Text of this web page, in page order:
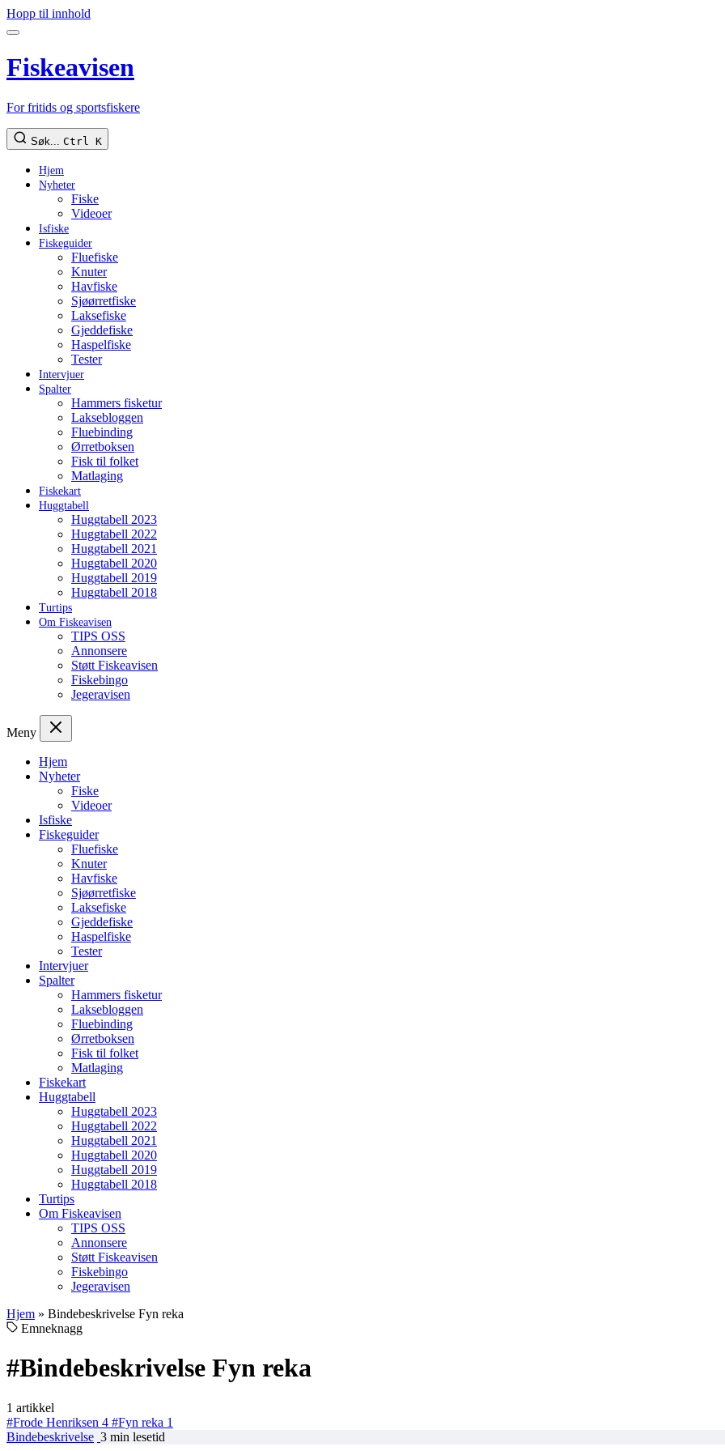
Hopp til innhold
Fiskeavisen
For fritids og sportsfiskere
Søk... Ctrl K
Hjem
Nyheter
Fiske
Videoer
Isfiske
Fiskeguider
Fluefiske
Knuter
Havfiske
Sjøørretfiske
Laksefiske
Gjeddefiske
Haspelfiske
Tester
Intervjuer
Spalter
Hammers fisketur
Laksebloggen
Fluebinding
Ørretboksen
Fisk til folket
Matlaging
Fiskekart
Huggtabell
Huggtabell 2023
Huggtabell 2022
Huggtabell 2021
Huggtabell 2020
Huggtabell 2019
Huggtabell 2018
Turtips
Om Fiskeavisen
TIPS OSS
Annonsere
Støtt Fiskeavisen
Fiskebingo
Jegeravisen
Meny
Hjem
Nyheter
Fiske
Videoer
Isfiske
Fiskeguider
Fluefiske
Knuter
Havfiske
Sjøørretfiske
Laksefiske
Gjeddefiske
Haspelfiske
Tester
Intervjuer
Spalter
Hammers fisketur
Laksebloggen
Fluebinding
Ørretboksen
Fisk til folket
Matlaging
Fiskekart
Huggtabell
Huggtabell 2023
Huggtabell 2022
Huggtabell 2021
Huggtabell 2020
Huggtabell 2019
Huggtabell 2018
Turtips
Om Fiskeavisen
TIPS OSS
Annonsere
Støtt Fiskeavisen
Fiskebingo
Jegeravisen
Hjem » Bindebeskrivelse Fyn reka
Emneknagg
#Bindebeskrivelse Fyn reka
1 artikkel
#Frode Henriksen 4 #Fyn reka 1
Bindebeskrivelse 3 min lesetid